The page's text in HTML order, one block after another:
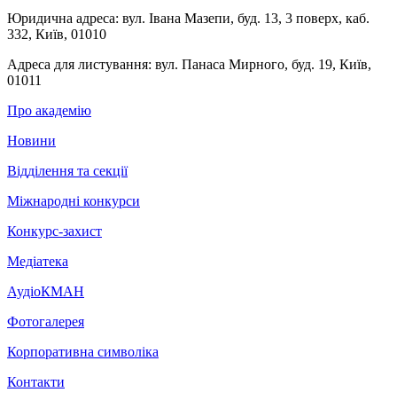
Юридична адреса: вул. Івана Мазепи, буд. 13, 3 поверх, каб.
332, Київ, 01010
Адреса для листування: вул. Панаса Мирного, буд. 19, Київ,
01011
Про академію
Новини
Відділення та секції
Міжнародні конкурси
Конкурс-захист
Медіатека
АудіоКМАН
Фотогалерея
Корпоративна символіка
Контакти